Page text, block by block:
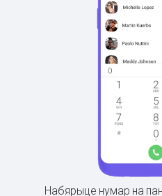
Набярыце нумар на